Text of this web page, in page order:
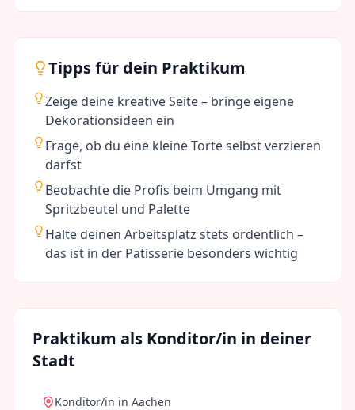
Tipps für dein Praktikum
Zeige deine kreative Seite – bringe eigene
Dekorationsideen ein
Frage, ob du eine kleine Torte selbst verzieren
darfst
Beobachte die Profis beim Umgang mit
Spritzbeutel und Palette
Halte deinen Arbeitsplatz stets ordentlich –
das ist in der Patisserie besonders wichtig
Praktikum als Konditor/in in deiner
Stadt
Konditor/in in Aachen